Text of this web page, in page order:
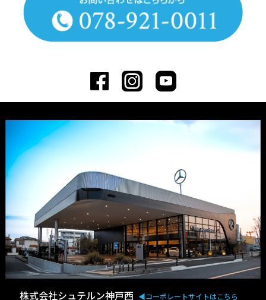
株式会社シュテルン神戸西 ◀︎コーポレートサイトはこちら